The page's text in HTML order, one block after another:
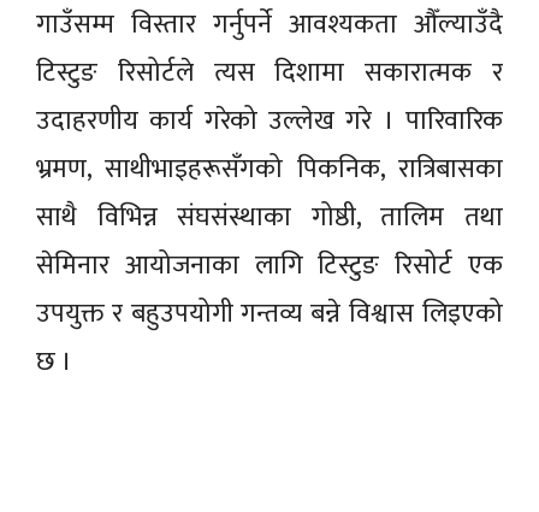
गाउँसम्म विस्तार गर्नुपर्ने आवश्यकता औँल्याउँदै
टिस्टुङ रिसोर्टले त्यस दिशामा सकारात्मक र
उदाहरणीय कार्य गरेको उल्लेख गरे । पारिवारिक
भ्रमण, साथीभाइहरूसँगको पिकनिक, रात्रिबासका
साथै विभिन्न संघसंस्थाका गोष्ठी, तालिम तथा
सेमिनार आयोजनाका लागि टिस्टुङ रिसोर्ट एक
उपयुक्त र बहुउपयोगी गन्तव्य बन्ने विश्वास लिइएको
छ ।